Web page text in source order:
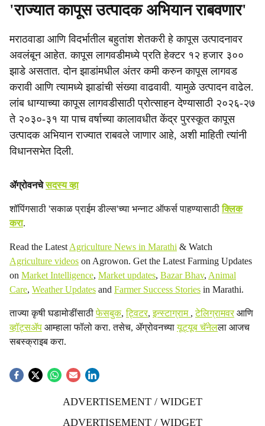
'राज्यात कापूस उत्पादक अभियान राबवणार'
मराठवाडा आणि विदर्भातील बहुतांश शेतकरी हे कापूस उत्पादनावर
अवलंबून आहेत. कापूस लागवडीमध्ये प्रति हेक्टर १२ हजार ३००
झाडे असतात. दोन झाडांमधील अंतर कमी करुन कापूस लागवड
करावी आणि त्यामध्ये झाडांची संख्या वाढवावी. यामुळे उत्पादन वाढेल.
लांब धाग्याच्या कापूस लागवडीसाठी प्रोत्साहन देण्यासाठी २०२६-२७
ते २०३०-३१ या पाच वर्षाच्या कालावधीत केंद्र पुरस्कूत कापूस
उत्पादक अभियान राज्यात राबवले जाणार आहे, अशी माहिती त्यांनी
विधानसभेत दिली.
ॲग्रोवनचेसदस्य व्हा
शॉपिंगसाठी 'सकाळ प्राईम डील्स'च्या भन्नाट ऑफर्स पाहण्यासाठीक्लिक
करा.
Read the Latest Agriculture News in Marathi & Watch
Agriculture videos on Agrowon. Get the Latest Farming Updates
on Market Intelligence, Market updates, Bazar Bhav, Animal
Care, Weather Updates and Farmer Success Stories in Marathi.
ताज्या कृषी घडामोडींसाठीफेसबुक,ट्विटर,इन्स्टाग्राम ,टेलिग्रामवरआणि
व्हॉट्सॲप आम्हाला फॉलो करा. तसेच, ॲग्रोवनच्यायूट्यूब चॅनेलला आजच
सबस्क्राइब करा.
ADVERTISEMENT / WIDGET
ADVERTISEMENT / WIDGET